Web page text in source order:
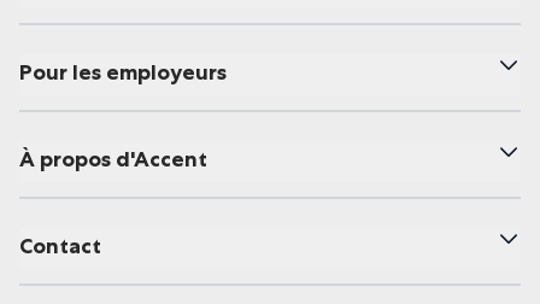
Pour les employeurs
À propos d'Accent
Contact